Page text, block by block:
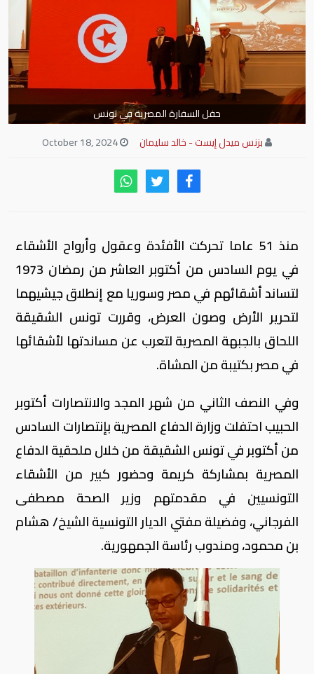
حفل السفارة المصرية في تونس
بزنس ميدل إيست - خالد سليمان
منذ 51 عاما تحركت الأفئدة وعقول وأرواح الأشقاء
في يوم السادس من أكتوبر العاشر من رمضان 1973
لتساند أشقائهم في مصر وسوريا مع إنطلاق جيشيهما
لتحرير الأرض وصون العرض، وقررت تونس الشقيقة
اللحاق بالجبهة المصرية لتعرب عن مساندتها لأشقائها
في مصر بكتيبة من المشاة.
وفي النصف الثاني من شهر المجد والانتصارات أكتوبر
الحبيب احتفلت وزارة الدفاع المصرية بإنتصارات السادس
من أكتوبر في تونس الشقيقة من خلال ملحقية الدفاع
المصرية بمشاركة كريمة وحضور كبير من الأشقاء
التونسيين في مقدمتهم وزير الصحة مصطفى
الفرجاني، وفضيلة مفتي الديار التونسية الشيخ/ هشام
بن محمود، ومندوب رئاسة الجمهورية.